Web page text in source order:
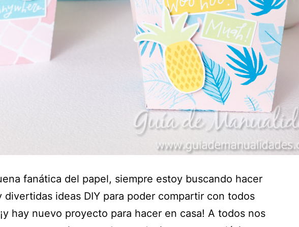
fanática del papel, siempre estoy buscando hacer
divertidas ideas DIY para poder compartir con todos
hay nuevo proyecto para hacer en casa! A todos nos